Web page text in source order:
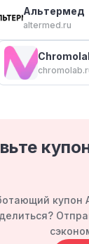
Альтермед
altermed.ru
купон